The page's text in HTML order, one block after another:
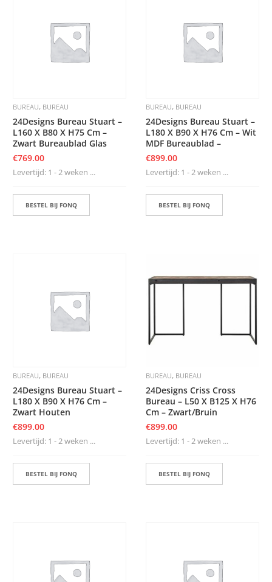
BUREAU, BUREAU
24Designs Bureau Stuart –
L160 X B80 X H75 Cm –
Zwart Bureaublad Glas
€769.00
Levertijd: 1 - 2 weken ...
BESTEL BIJ FONQ
BUREAU, BUREAU
24Designs Bureau Stuart –
L180 X B90 X H76 Cm – Wit
MDF Bureaublad –
€899.00
Levertijd: 1 - 2 weken ...
BESTEL BIJ FONQ
BUREAU, BUREAU
24Designs Bureau Stuart –
L180 X B90 X H76 Cm –
Zwart Houten
€899.00
Levertijd: 1 - 2 weken ...
BESTEL BIJ FONQ
BUREAU, BUREAU
24Designs Criss Cross
Bureau – L50 X B125 X H76
Cm – Zwart/Bruin
€899.00
Levertijd: 1 - 2 weken ...
BESTEL BIJ FONQ